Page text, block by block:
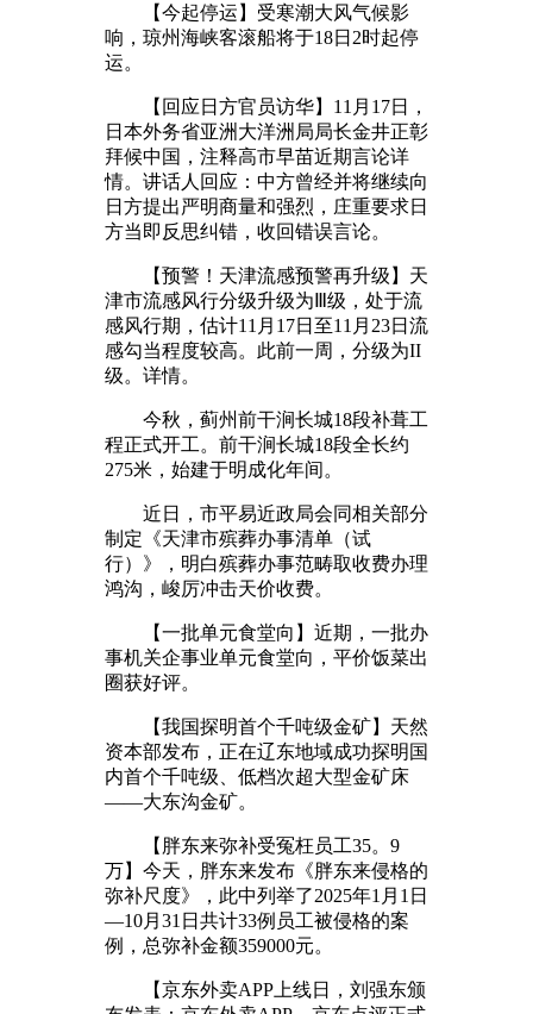
【今起停运】受寒潮大风气候影
响，琼州海峡客滚船将于18日2时起停
运。
【回应日方官员访华】11月17日，
日本外务省亚洲大洋洲局局长金井正彰
拜候中国，注释高市早苗近期言论详
情。讲话人回应：中方曾经并将继续向
日方提出严明商量和强烈，庄重要求日
方当即反思纠错，收回错误言论。
【预警！天津流感预警再升级】天
津市流感风行分级升级为Ⅲ级，处于流
感风行期，估计11月17日至11月23日流
感勾当程度较高。此前一周，分级为II
级。详情。
今秋，蓟州前干涧长城18段补葺工
程正式开工。前干涧长城18段全长约
275米，始建于明成化年间。
近日，市平易近政局会同相关部分
制定《天津市殡葬办事清单（试
行）》，明白殡葬办事范畴取收费办理
鸿沟，峻厉冲击天价收费。
【一批单元食堂向】近期，一批办
事机关企事业单元食堂向，平价饭菜出
圈获好评。
【我国探明首个千吨级金矿】天然
资本部发布，正在辽东地域成功探明国
内首个千吨级、低档次超大型金矿床
——大东沟金矿。
【胖东来弥补受冤枉员工35。9
万】今天，胖东来发布《胖东来侵格的
弥补尺度》，此中列举了2025年1月1日
—10月31日共计33例员工被侵格的案
例，总弥补金额359000元。
【京东外卖APP上线日，刘强东颁